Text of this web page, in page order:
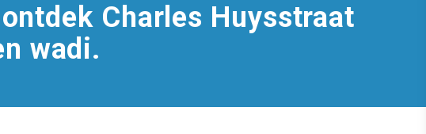
Charles Huysstraat
wadi.